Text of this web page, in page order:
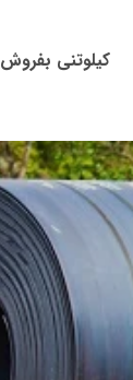
کیلوتنی بفروش